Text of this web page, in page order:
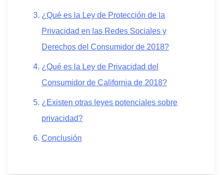
¿Qué es la Ley de Protección de la
Privacidad en las Redes Sociales y
Derechos del Consumidor de 2018?
¿Qué es la Ley de Privacidad del
Consumidor de California de 2018?
¿Existen otras leyes potenciales sobre
privacidad?
Conclusión